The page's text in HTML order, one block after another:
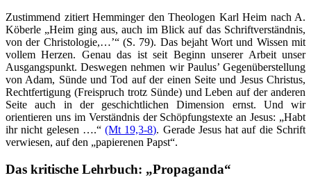
Zustimmend zitiert Hemminger den Theologen Karl Heim nach A.
Köberle „Heim ging aus, auch im Blick auf das Schriftverständnis,
von der Christologie,…’“ (S. 79). Das bejaht Wort und Wissen mit
vollem Herzen. Genau das ist seit Beginn unserer Arbeit unser
Ausgangspunkt. Deswegen nehmen wir Paulus’ Gegenüberstellung
von Adam, Sünde und Tod auf der einen Seite und Jesus Christus,
Rechtfertigung (Freispruch trotz Sünde) und Leben auf der anderen
Seite auch in der geschichtlichen Dimension ernst. Und wir
orientieren uns im Verständnis der Schöpfungstexte an Jesus: „Habt
ihr nicht gelesen ….“(Mt 19,3-8). Gerade Jesus hat auf die Schrift
verwiesen, auf den „papierenen Papst“.
Das kritische Lehrbuch: „Propaganda“